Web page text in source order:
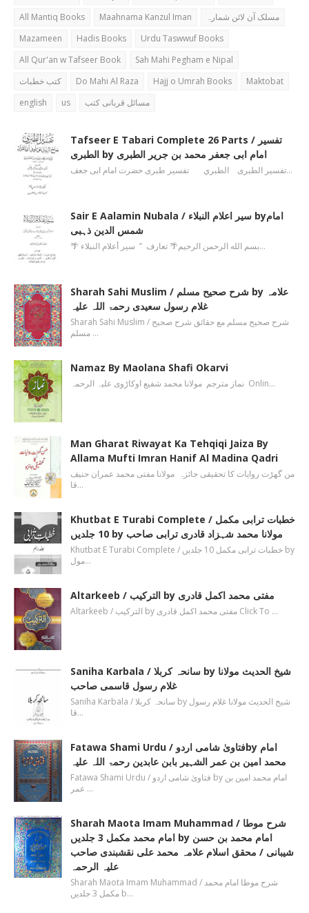
All Mantiq Books
Maahnama Kanzul Iman
مسلک آن لائن شمارہ
Mazameen
Hadis Books
Urdu Taswwuf Books
All Qur'an w Tafseer Book
Sah Mahi Pegham e Nipal
کتب خطبات
Do Mahi Al Raza Hajj o Umrah Books
Maktobat
english
us مسائل قربانی کتب
Tafseer E Tabari Complete 26 Parts / تفسیر
الطبری by امام ابی جعفر محمد بن جریر الطبری
تفسیر الطبری الطبري تفسیر طبری حضرت امام ابی جعف…
Sair E Aalamin Nubala / سیر اعلام النبلاء byامام
شمس الدین ذہبی
🌴 بسم الله الرحمن الرحیم🌴 تعارف ’’ سیر أعلام النبلاء…
Sharah Sahi Muslim / شرح صحیح مسلم by علامہ
غلام رسول سعیدی رحمۃ اللہ علیہ
Sharah Sahi Muslim / شرح صحیح مسلم مع حقائق شرح صحیح
مسلم …
Namaz By Maolana Shafi Okarvi
نماز مترجم مولانا محمد شفیع اوکاڑوی علیہ الرحمہ Onlin…
Man Gharat Riwayat Ka Tehqiqi Jaiza By
Allama Mufti Imran Hanif Al Madina Qadri
من گھڑت روایات کا تحقیقی جائزہ مولانا مفتی محمد عمران حنیف
قا…
Khutbat E Turabi Complete / خطبات ترابی مکمل
10 جلدیں by مولانا محمد شہزاد قادری ترابی صاحب
Khutbat E Turabi Complete / خطبات ترابی مکمل 10 جلدیں by
مول…
Altarkeeb / الترکیب by مفتی محمد اکمل قادری
Altarkeeb / الترکیب by مفتی محمد اکمل قادری Click To …
Saniha Karbala / سانحہ کربلا by شیخ الحدیث مولانا
غلام رسول قاسمی صاحب
Saniha Karbala / سانحہ کربلا by شیخ الحدیث مولانا غلام رسول
قا…
Fatawa Shami Urdu / فتاویٰ شامی اردوby امام
محمد امین بن عمر الشہیر بابن عابدین رحمۃ اللہ علیہ
Fatawa Shami Urdu / فتاویٰ شامی اردو by امام محمد امین بن
عمر …
Sharah Maota Imam Muhammad / شرح موطا
امام محمد مکمل 3 جلدیں by امام محمد بن حسن
شیبانی / محقق اسلام علامہ محمد علی نقشبندی صاحب
علیہ الرحمہ
Sharah Maota Imam Muhammad / شرح موطا امام محمد
مکمل 3 جلدیں b…